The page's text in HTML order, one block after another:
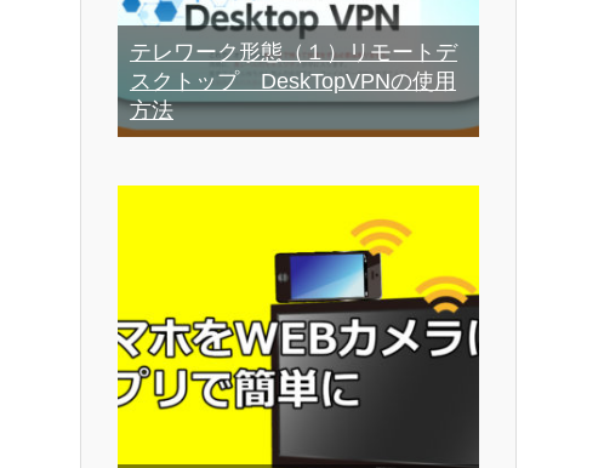
テレワーク形態（１）リモートデ
スクトップ DeskTopVPNの使用
方法